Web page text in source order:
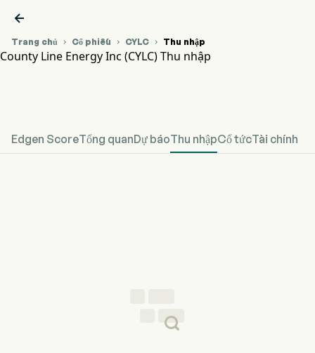

Trang chủ  Cổ phiếu  CYLC  Thu nhập
County Line Energy Inc (CYLC) Thu nhập
Edgen ScoreTổng quanDự báoThu nhậpCổ tứcTài chính